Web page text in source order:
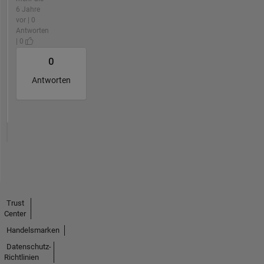
6 Jahre
vor | 0
Antworten
| 0
0
Antworten
Trust
Center
Handelsmarken
Datenschutz-
Richtlinien